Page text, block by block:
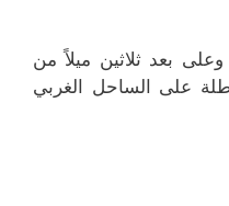
بعد ثلاثين ميلاً من
على الساحل الغربي